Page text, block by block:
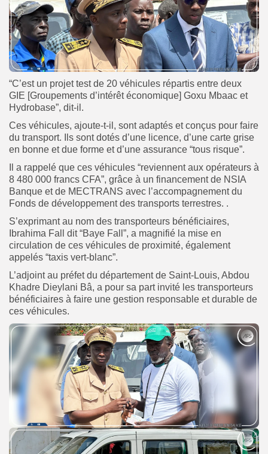
“C’est un projet test de 20 véhicules répartis entre deux
GIE [Groupements d’intérêt économique] Goxu Mbaac et
Hydrobase”, dit-il.
Ces véhicules, ajoute-t-il, sont adaptés et conçus pour faire
du transport. Ils sont dotés d’une licence, d’une carte grise
en bonne et due forme et d’une assurance “tous risque”.
Il a rappelé que ces véhicules “reviennent aux opérateurs à
8 480 000 francs CFA”, grâce à un financement de NSIA
Banque et de MECTRANS avec l’accompagnement du
Fonds de développement des transports terrestres. .
S’exprimant au nom des transporteurs bénéficiaires,
Ibrahima Fall dit “Baye Fall”, a magnifié la mise en
circulation de ces véhicules de proximité, également
appelés “taxis vert-blanc”.
L’adjoint au préfet du département de Saint-Louis, Abdou
Khadre Dieylani Bâ, a pour sa part invité les transporteurs
bénéficiaires à faire une gestion responsable et durable de
ces véhicules.